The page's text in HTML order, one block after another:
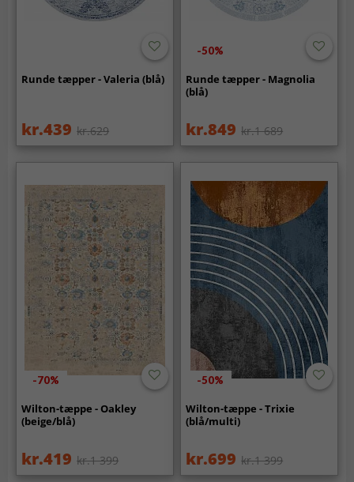
Runde tæpper - Valeria (blå)
kr.439 kr.629
-50%
Runde tæpper - Magnolia
(blå)
kr.849 kr.1 689
-70%
Wilton-tæppe - Oakley
(beige/blå)
kr.419 kr.1 399
-50%
Wilton-tæppe - Trixie
(blå/multi)
kr.699 kr.1 399